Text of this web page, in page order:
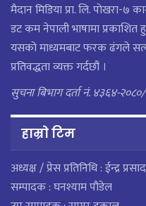
मैदान मिडिया प्रा. लि. पाेखरा-७
डट कम नेपाली भाषामा प्रकाशित
यसको माध्यमबाट फरक ढंगले
प्रतिवद्धता व्यक्त गर्दछौं ।
सुचना बिभाग दर्ता नं. ४३६४-
हाम्राे टिम
अध्यक्ष / प्रेस प्रतिनिधि : ईन्द्र
सम्पादक : घनश्याम पौडेल